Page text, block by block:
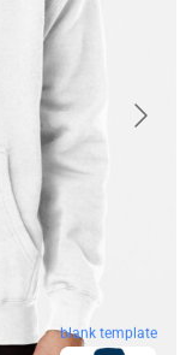
blank template